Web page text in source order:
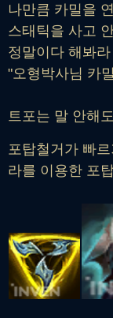
나만큼 카밀을
스태틱을 사고
정말이다 해봐
"오형박사님 카
트포는 말 안해
포탑철거가 빠
라를 이용한 포